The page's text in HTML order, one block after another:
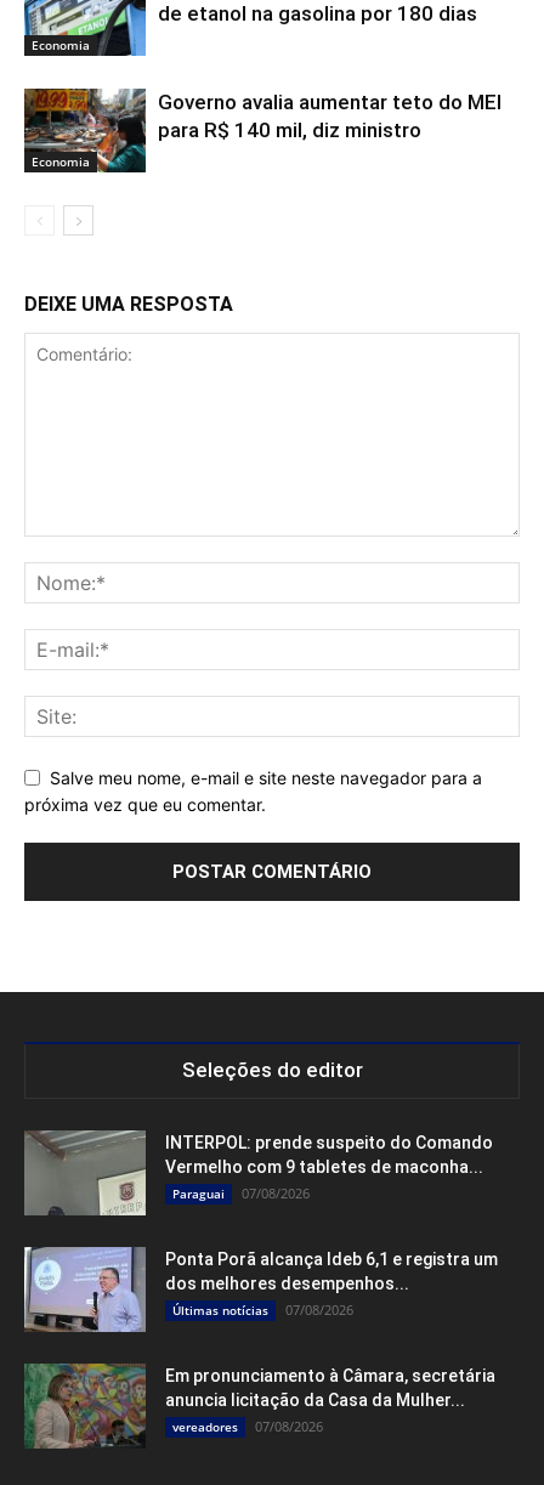
Economia
de etanol na gasolina por 180 dias
Economia
Governo avalia aumentar teto do MEI
para R$ 140 mil, diz ministro
DEIXE UMA RESPOSTA
Salve meu nome, e-mail e site neste navegador para a
próxima vez que eu comentar.
Seleções do editor
INTERPOL: prende suspeito do Comando
Vermelho com 9 tabletes de maconha...
Paraguai 07/08/2026
Ponta Porã alcança Ideb 6,1 e registra um
dos melhores desempenhos...
Últimas notícias 07/08/2026
Em pronunciamento à Câmara, secretária
anuncia licitação da Casa da Mulher...
vereadores 07/08/2026